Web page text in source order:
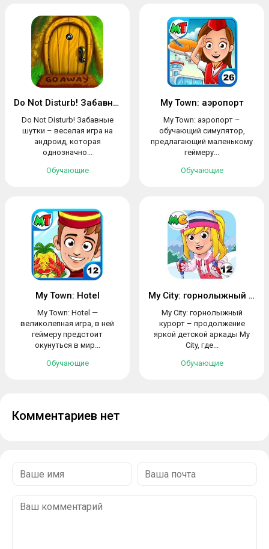
Do Not Disturb! Забавные шутки
Do Not Disturb! Забавные
шутки – веселая игра на
андроид, которая
однозначно...
Обучающие
My Town: аэропорт
My Town: аэропорт –
обучающий симулятор,
предлагающий маленькому
геймеру...
Обучающие
My Town: Hotel
My Town: Hotel —
великолепная игра, в ней
геймеру предстоит
окунуться в мир...
Обучающие
My City: горнолыжный курорт
My City: горнолыжный
курорт – продолжение
яркой детской аркады My
City, где...
Обучающие
Комментариев нет